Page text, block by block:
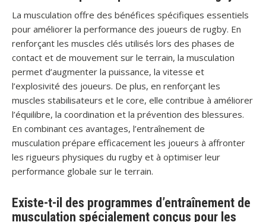
La musculation offre des bénéfices spécifiques essentiels
pour améliorer la performance des joueurs de rugby. En
renforçant les muscles clés utilisés lors des phases de
contact et de mouvement sur le terrain, la musculation
permet d’augmenter la puissance, la vitesse et
l’explosivité des joueurs. De plus, en renforçant les
muscles stabilisateurs et le core, elle contribue à améliorer
l’équilibre, la coordination et la prévention des blessures.
En combinant ces avantages, l’entraînement de
musculation prépare efficacement les joueurs à affronter
les rigueurs physiques du rugby et à optimiser leur
performance globale sur le terrain.
Existe-t-il des programmes d’entraînement de
musculation spécialement conçus pour les